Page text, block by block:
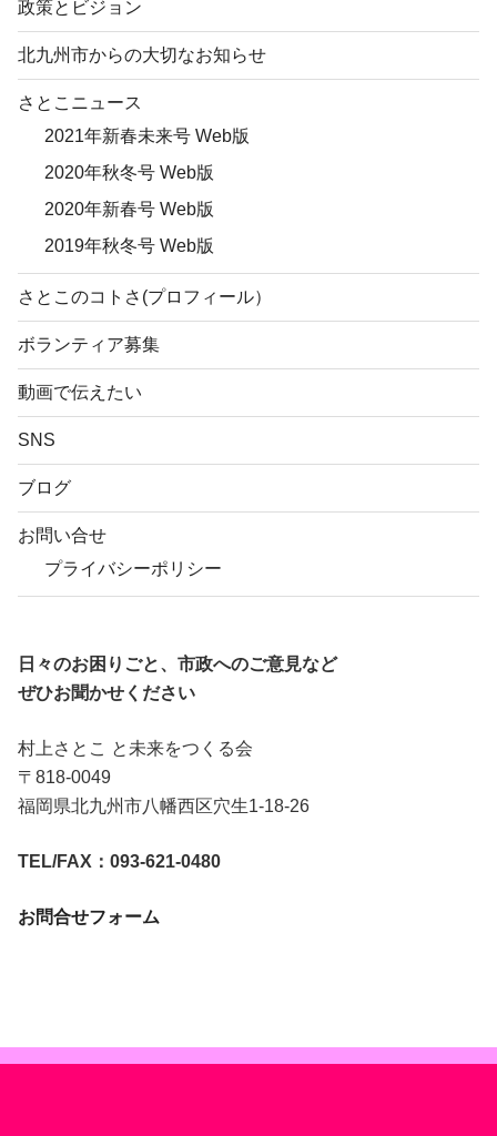
政策とビジョン
北九州市からの大切なお知らせ
さとこニュース
2021年新春未来号 Web版
2020年秋冬号 Web版
2020年新春号 Web版
2019年秋冬号 Web版
さとこのコトさ(プロフィール）
ボランティア募集
動画で伝えたい
SNS
ブログ
お問い合せ
プライバシーポリシー
日々のお困りごと、市政へのご意見など
ぜひお聞かせください
村上さとこ と未来をつくる会
〒818-0049
福岡県北九州市八幡西区穴生1-18-26
TEL/FAX：093-621-0480
お問合せフォーム